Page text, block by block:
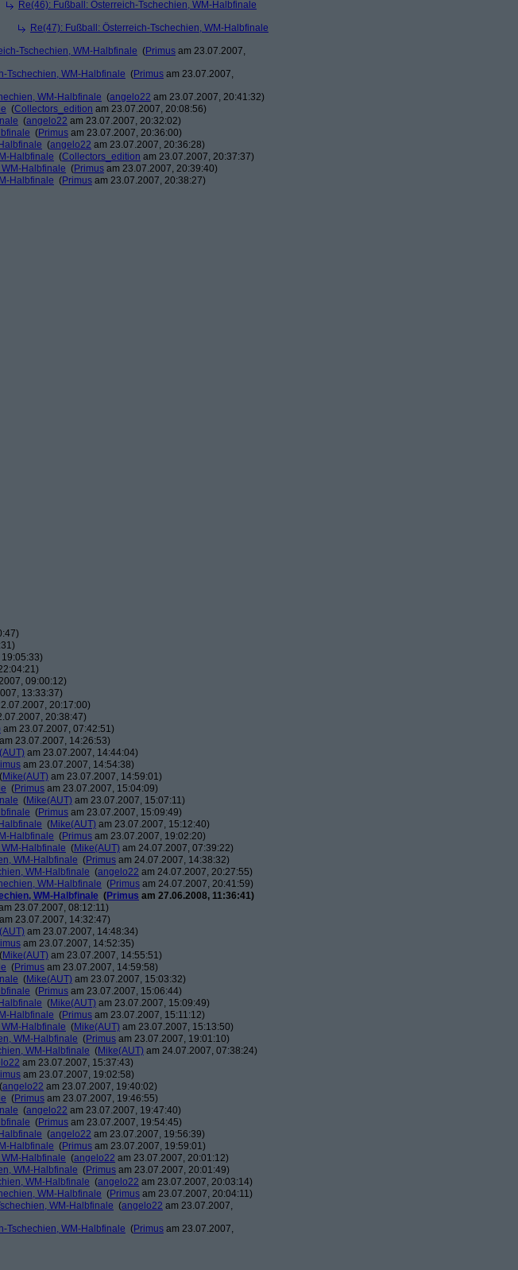
Re(46): Fußball: Österreich-Tschechien, WM-Halbfinale
Re(47): Fußball: Österreich-Tschechien, WM-Halbfinale
Tschechien, WM-Halbfinale (Primus am 23.07.2007,
Tschechien, WM-Halbfinale (Primus am 23.07.2007,
WM-Halbfinale (angelo22 am 23.07.2007, 20:41:32)
(Collectors_edition am 23.07.2007, 20:08:56)
(angelo22 am 23.07.2007, 20:32:02)
(Primus am 23.07.2007, 20:36:00)
(angelo22 am 23.07.2007, 20:36:28)
Halbfinale (Collectors_edition am 23.07.2007, 20:37:37)
Halbfinale (Primus am 23.07.2007, 20:39:40)
Halbfinale (Primus am 23.07.2007, 20:38:27)
09:00:12)
13:33:37)
20:17:00)
20:38:47)
am 23.07.2007, 07:42:51)
am 23.07.2007, 14:26:53)
am 23.07.2007, 14:44:04)
am 23.07.2007, 14:54:38)
(Mike(AUT) am 23.07.2007, 14:59:01)
(Primus am 23.07.2007, 15:04:09)
(Mike(AUT) am 23.07.2007, 15:07:11)
(Primus am 23.07.2007, 15:09:49)
(Mike(AUT) am 23.07.2007, 15:12:40)
Halbfinale (Primus am 23.07.2007, 19:02:20)
Halbfinale (Mike(AUT) am 24.07.2007, 07:39:22)
WM-Halbfinale (Primus am 24.07.2007, 14:38:32)
WM-Halbfinale (angelo22 am 24.07.2007, 20:27:55)
WM-Halbfinale (Primus am 24.07.2007, 20:41:59)
WM-Halbfinale (Primus am 27.06.2008, 11:36:41)
23.07.2007, 08:12:11)
am 23.07.2007, 14:32:47)
am 23.07.2007, 14:48:34)
am 23.07.2007, 14:52:35)
(Mike(AUT) am 23.07.2007, 14:55:51)
(Primus am 23.07.2007, 14:59:58)
(Mike(AUT) am 23.07.2007, 15:03:32)
(Primus am 23.07.2007, 15:06:44)
(Mike(AUT) am 23.07.2007, 15:09:49)
Halbfinale (Primus am 23.07.2007, 15:11:12)
Halbfinale (Mike(AUT) am 23.07.2007, 15:13:50)
WM-Halbfinale (Primus am 23.07.2007, 19:01:10)
WM-Halbfinale (Mike(AUT) am 24.07.2007, 07:38:24)
am 23.07.2007, 15:37:43)
am 23.07.2007, 19:02:58)
(angelo22 am 23.07.2007, 19:40:02)
(Primus am 23.07.2007, 19:46:55)
(angelo22 am 23.07.2007, 19:47:40)
(Primus am 23.07.2007, 19:54:45)
(angelo22 am 23.07.2007, 19:56:39)
Halbfinale (Primus am 23.07.2007, 19:59:01)
Halbfinale (angelo22 am 23.07.2007, 20:01:12)
WM-Halbfinale (Primus am 23.07.2007, 20:01:49)
WM-Halbfinale (angelo22 am 23.07.2007, 20:03:14)
WM-Halbfinale (Primus am 23.07.2007, 20:04:11)
WM-Halbfinale (angelo22 am 23.07.2007,
Tschechien, WM-Halbfinale (Primus am 23.07.2007,